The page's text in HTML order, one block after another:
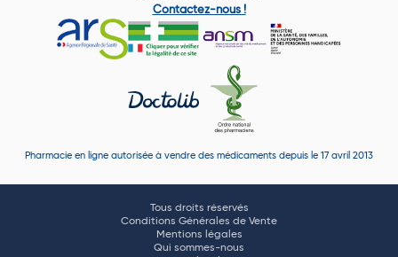
Contactez-nous !
Pharmacie en ligne autorisée à vendre des médicaments depuis le 17 avril 2013
Tous droits réservés
Conditions Générales de Vente
Mentions légales
Qui sommes-nous